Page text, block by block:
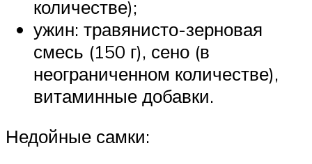
количестве);
ужин: травянисто-зерновая
смесь (150 г), сено (в
неограниченном количестве),
витаминные добавки.
Недойные самки: